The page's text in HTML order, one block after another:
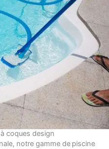
coques design
notre gamme de piscine